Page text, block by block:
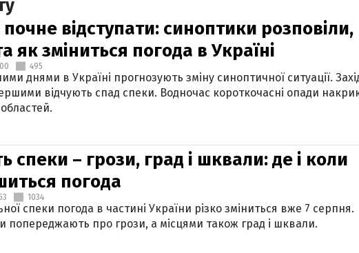
відступати: синоптики розповіли,
як зміниться погода в Україні
495
днями в Україні прогнозують зміну синоптичної ситуації.
відчують спад спеки. Водночас короткочасні опади
спеки – грози, град і шквали: де і коли
погода
1034
спеки погода в частині України різко зміниться вже 7 серпня.
попереджають про грози, а місцями також град і шквали.